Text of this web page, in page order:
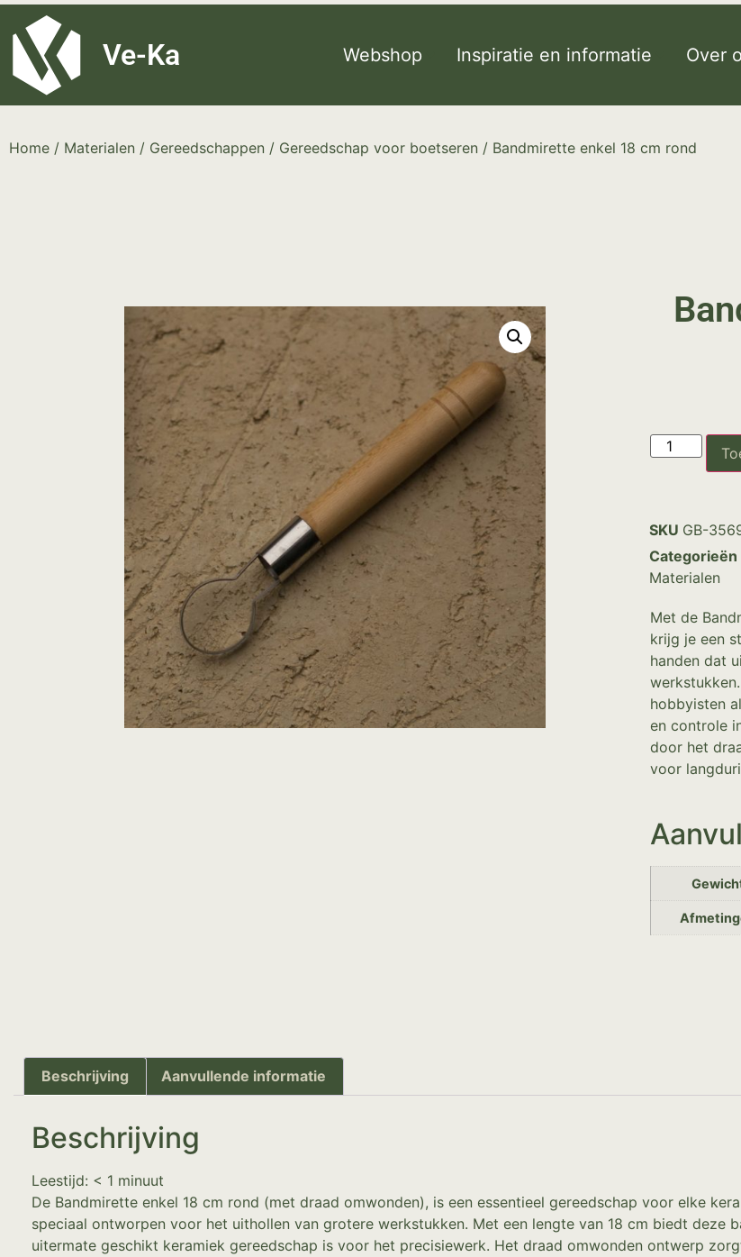
G-8P7N3X5BJ9
Ve-Ka Webshop Inspiratie en informatie Over
Home / Materialen / Gereedschappen / Gereedschap voor boetseren / Bandmirette enkel 18 cm rond
SKU GB-
Categorieën
Materialen
Met de
krijg je een
handen dat
hobbyisten
en controle
door het
voor
Beschrijving Aanvullende informatie
Beschrijving
Leestijd: < 1 minuut
De Bandmirette enkel 18 cm rond (met draad omwonden), is een essentieel gereedschap voor elke
speciaal ontworpen voor het uithollen van grotere werkstukken. Met een lengte van 18 cm biedt deze
uitermate geschikt keramiek gereedschap is voor het precisiewerk. Het draad omwonden ontwerp